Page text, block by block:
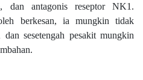
dan antagonis reseptor NK1.
berkesan, ia mungkin tidak
sesetengah pesakit mungkin